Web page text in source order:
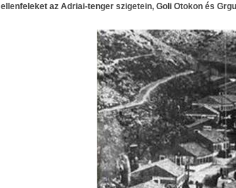
ellenfeleket az Adriai-tenger szigetein, Goli Otokon és